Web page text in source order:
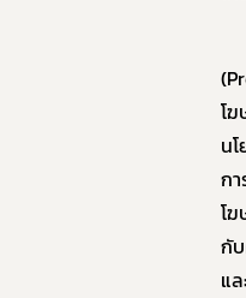
(
โ
น
ก
โ
กั
แ